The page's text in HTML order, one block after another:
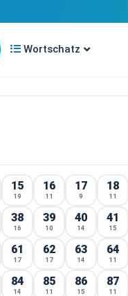
Wortschatz
15
19
16
11
17
9
18
11
38
16
39
10
40
14
41
15
61
17
62
17
63
14
64
11
84
14
85
11
86
15
87
11